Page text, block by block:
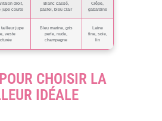
droit,
jupe courte
Blanc cassé,
pastel, bleu clair
Crêpe,
gabardine
tailleur jupe
veste
Bleu marine, gris
perle, nude,
champagne
Laine
fine, soie,
lin
CHOISIR LA
IDÉALE